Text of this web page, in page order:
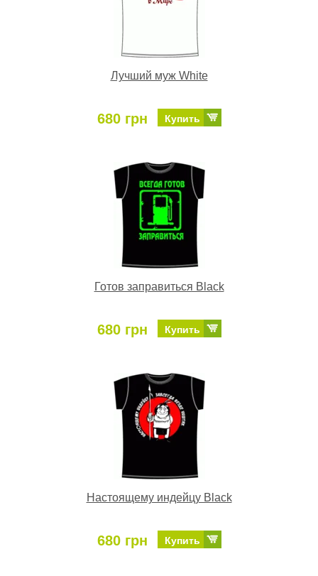
Лучший муж White
680 грн Купить
Готов заправиться Black
680 грн Купить
Настоящему индейцу Black
680 грн Купить